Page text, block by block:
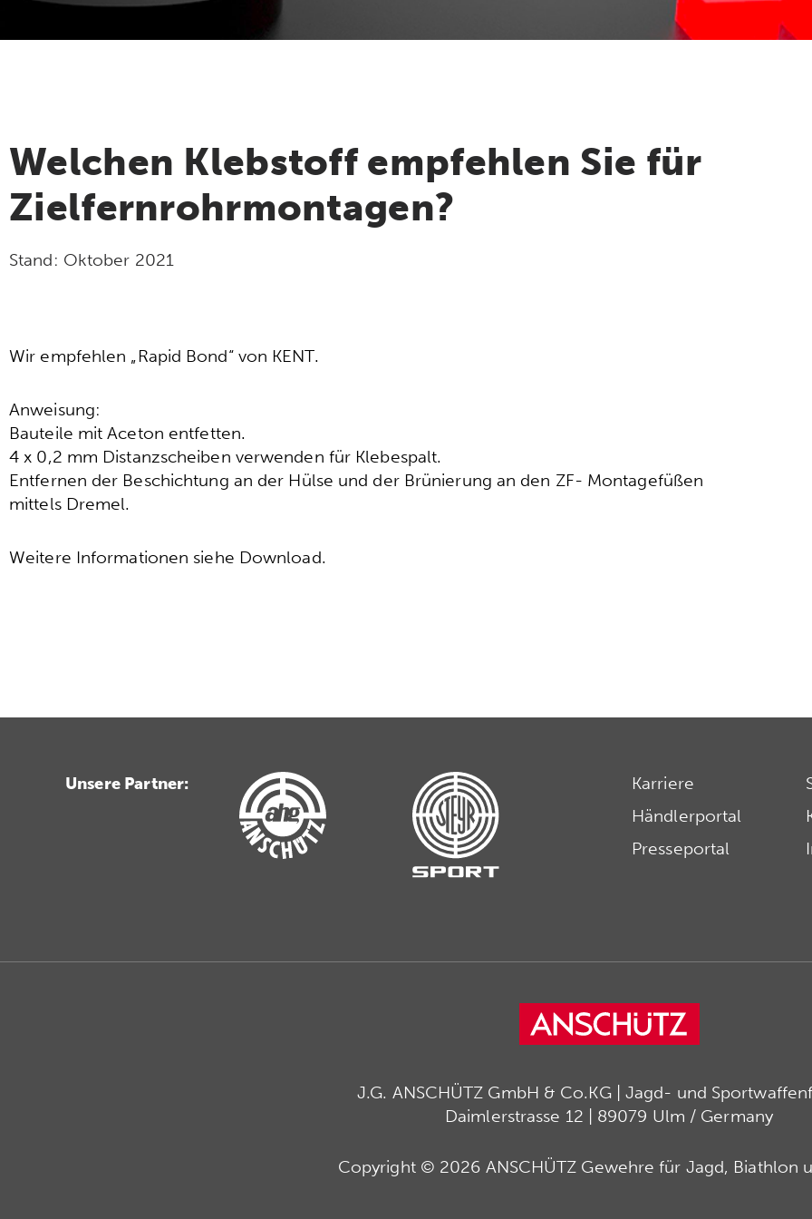
Welchen Klebstoff empfehlen Sie für
Zielfernrohrmontagen?
Stand: Oktober 2021
Wir empfehlen „Rapid Bond“ von KENT.
Anweisung:
Bauteile mit Aceton entfetten.
4 x 0,2 mm Distanzscheiben verwenden für Klebespalt.
Entfernen der Beschichtung an der Hülse und der Brünierung an den ZF- Montagefüßen
mittels Dremel.
Weitere Informationen siehe Download.
Unsere Partner:
Karriere
Händlerportal
Presseportal
J.G. ANSCHÜTZ GmbH & Co.KG | Jagd- und
Daimlerstrasse 12 | 89079 Ulm / Germany
Copyright © 2026 ANSCHÜTZ Gewehre für Jagd, Biathlon